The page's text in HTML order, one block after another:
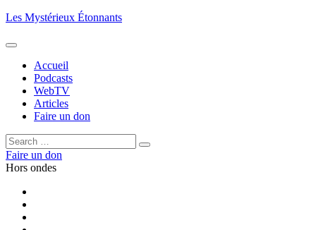
Aller
contenu
Les Mystérieux Étonnants
Accueil
Podcasts
WebTV
Articles
Faire un don
Rechercher :
Rechercher
Faire un don
Hors ondes